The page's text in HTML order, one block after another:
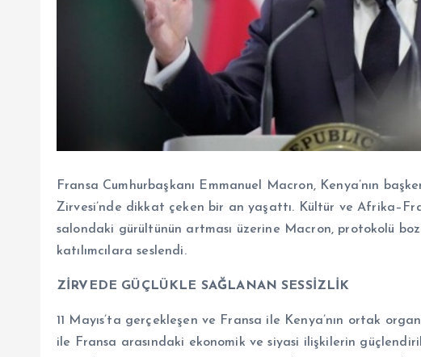
Fransa Cumhurbaşkanı Emmanuel Macron, Kenya’nın
Zirvesi’nde dikkat çeken bir an yaşattı. Kültür ve
salondaki gürültünün artması üzerine Macron, protokolü
katılımcılara seslendi.
ZİRVEDE GÜÇLÜKLE SAĞLANAN SESSİZLİK
11 Mayıs’ta gerçekleşen ve Fransa ile Kenya’nın ortak
ile Fransa arasındaki ekonomik ve siyasi ilişkilerin